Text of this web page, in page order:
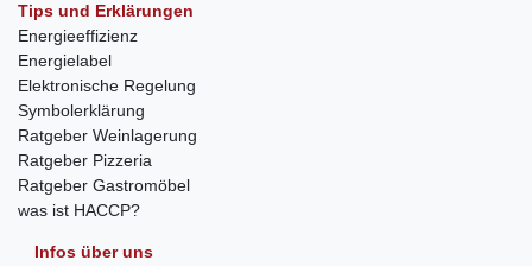
Tips und Erklärungen
Energieeffizienz
Energielabel
Elektronische Regelung
Symbolerklärung
Ratgeber Weinlagerung
Ratgeber Pizzeria
Ratgeber Gastromöbel
was ist HACCP?
Infos über uns